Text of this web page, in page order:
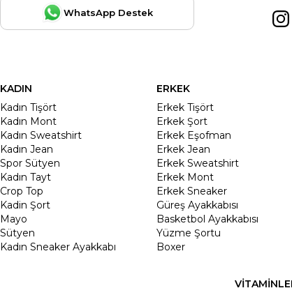
WhatsApp Destek
KADIN
Kadın Tişört
Kadın Mont
Kadın Sweatshirt
Kadın Jean
Spor Sütyen
Kadın Tayt
Crop Top
Kadin Şort
Mayo
Sütyen
Kadın Sneaker Ayakkabı
ERKEK
Erkek Tişört
Erkek Şort
Erkek Eşofman
Erkek Jean
Erkek Sweatshirt
Erkek Mont
Erkek Sneaker
Güreş Ayakkabısı
Basketbol Ayakkabısı
Yüzme Şortu
Boxer